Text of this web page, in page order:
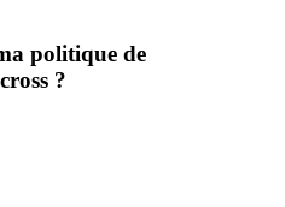
politique de
?